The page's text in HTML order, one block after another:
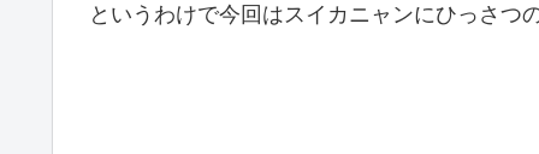
というわけで今回はスイカニャンにひっさつ